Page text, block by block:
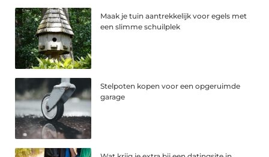
Maak je tuin aantrekkelijk voor egels met
een slimme schuilplek
Stelpoten kopen voor een opgeruimde
garage